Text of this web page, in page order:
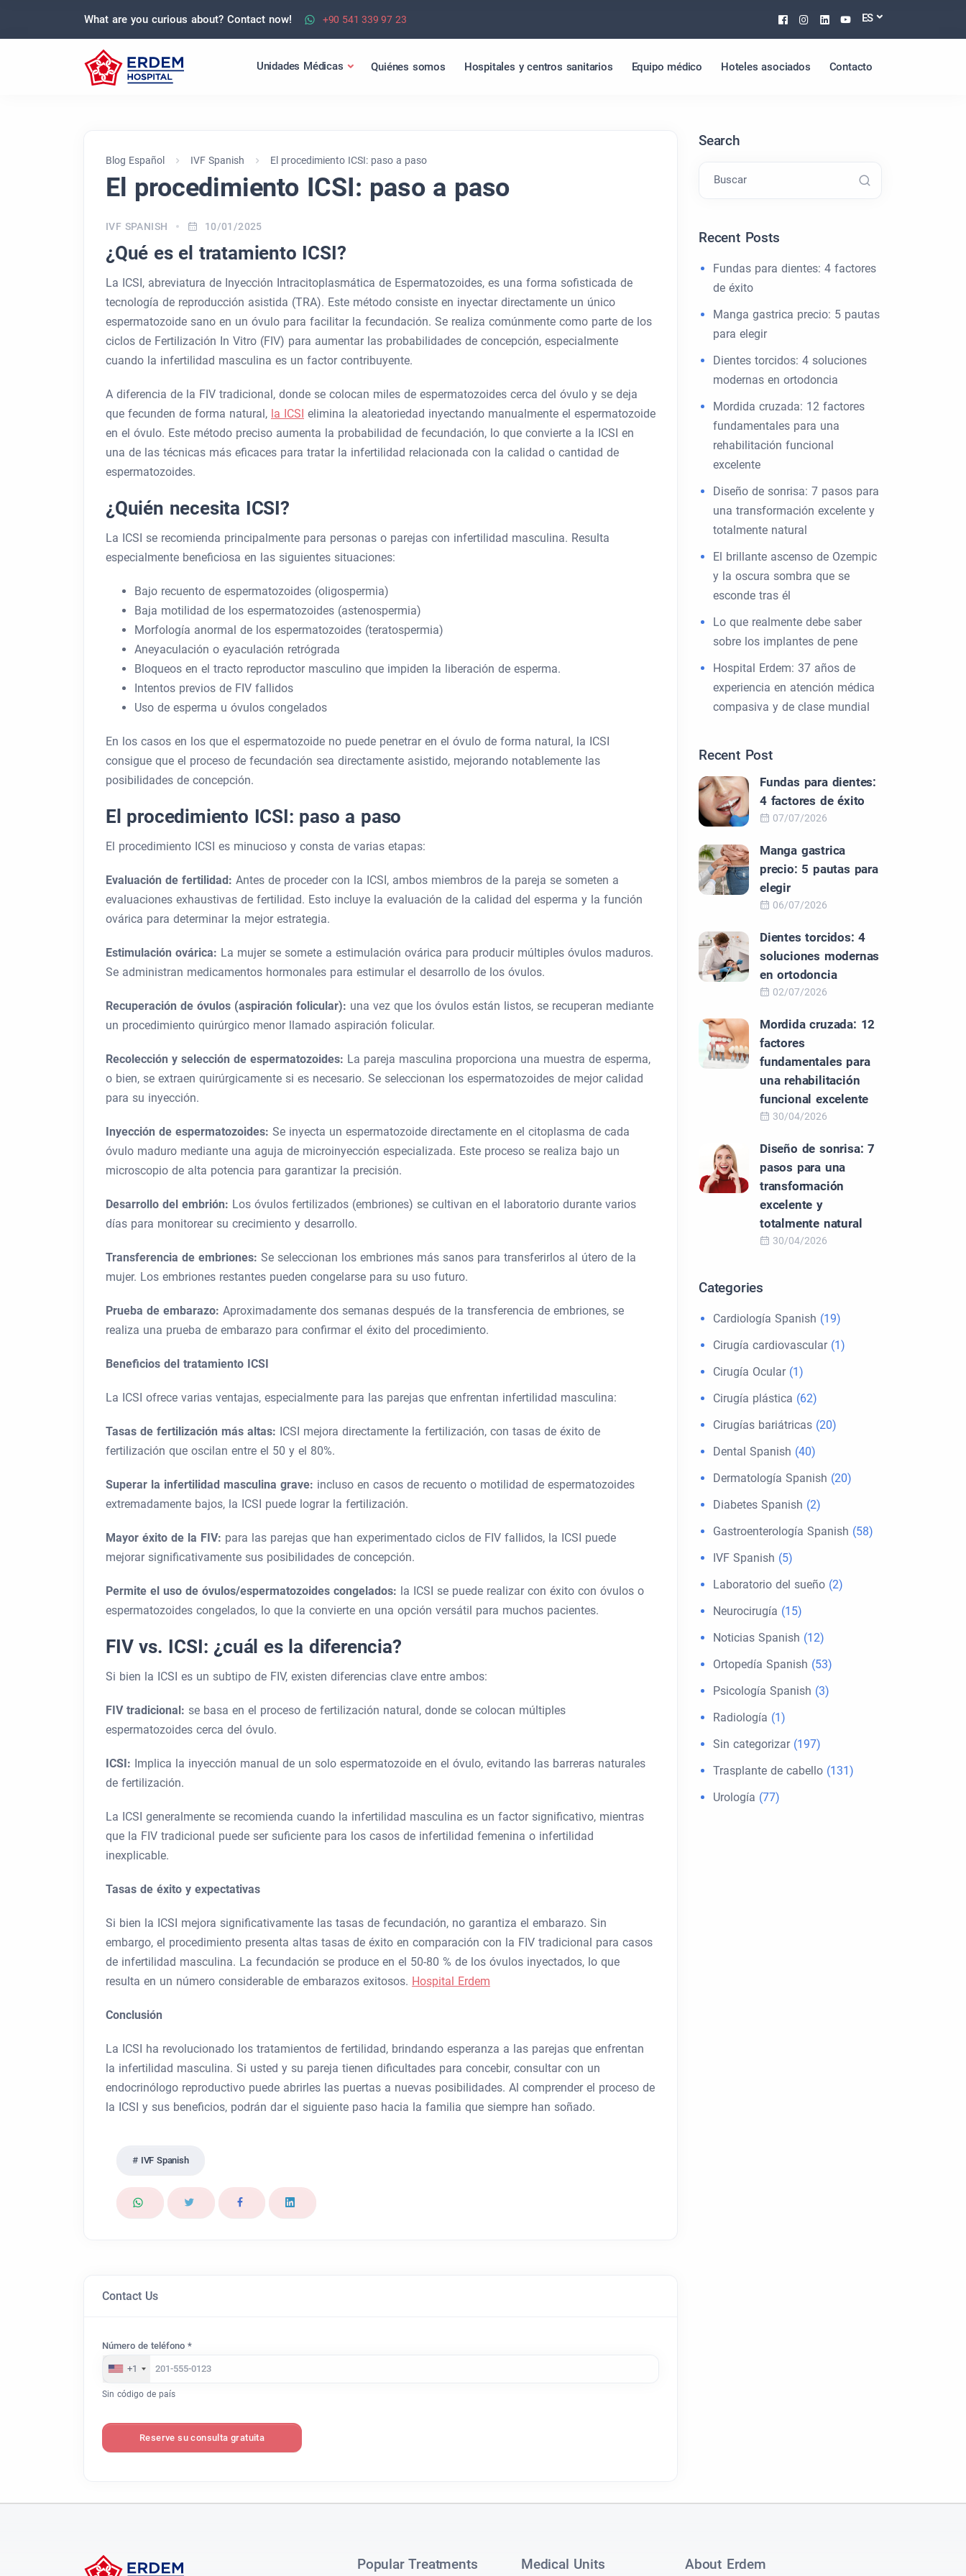
What are you curious about? Contact now! +90 541 339 97 23 Facebook
Instagram
Linkedin
Youtube
ES
Unidades Médicas Quiénes somos Hospitales y centros sanitarios Equipo médico Hoteles asociados Contacto
Blog Español IVF Spanish El procedimiento ICSI: paso a paso
El procedimiento ICSI: paso a paso
IVF SPANISH 10/01/2025
¿Qué es el tratamiento ICSI?
La ICSI, abreviatura de Inyección Intracitoplasmática de Espermatozoides, es una forma sofisticada de
tecnología de reproducción asistida (TRA). Este método consiste en inyectar directamente un único
espermatozoide sano en un óvulo para facilitar la fecundación. Se realiza comúnmente como parte de los
ciclos de Fertilización In Vitro (FIV) para aumentar las probabilidades de concepción, especialmente
cuando la infertilidad masculina es un factor contribuyente.
A diferencia de la FIV tradicional, donde se colocan miles de espermatozoides cerca del óvulo y se deja
que fecunden de forma natural, la ICSI elimina la aleatoriedad inyectando manualmente el espermatozoide
en el óvulo. Este método preciso aumenta la probabilidad de fecundación, lo que convierte a la ICSI en
una de las técnicas más eficaces para tratar la infertilidad relacionada con la calidad o cantidad de
espermatozoides.
¿Quién necesita ICSI?
La ICSI se recomienda principalmente para personas o parejas con infertilidad masculina. Resulta
especialmente beneficiosa en las siguientes situaciones:
Bajo recuento de espermatozoides (oligospermia)
Baja motilidad de los espermatozoides (astenospermia)
Morfología anormal de los espermatozoides (teratospermia)
Aneyaculación o eyaculación retrógrada
Bloqueos en el tracto reproductor masculino que impiden la liberación de esperma.
Intentos previos de FIV fallidos
Uso de esperma u óvulos congelados
En los casos en los que el espermatozoide no puede penetrar en el óvulo de forma natural, la ICSI
consigue que el proceso de fecundación sea directamente asistido, mejorando notablemente las
posibilidades de concepción.
El procedimiento ICSI: paso a paso
El procedimiento ICSI es minucioso y consta de varias etapas:
Evaluación de fertilidad: Antes de proceder con la ICSI, ambos miembros de la pareja se someten a
evaluaciones exhaustivas de fertilidad. Esto incluye la evaluación de la calidad del esperma y la función
ovárica para determinar la mejor estrategia.
Estimulación ovárica: La mujer se somete a estimulación ovárica para producir múltiples óvulos maduros.
Se administran medicamentos hormonales para estimular el desarrollo de los óvulos.
Recuperación de óvulos (aspiración folicular): una vez que los óvulos están listos, se recuperan mediante
un procedimiento quirúrgico menor llamado aspiración folicular.
Recolección y selección de espermatozoides: La pareja masculina proporciona una muestra de esperma,
o bien, se extraen quirúrgicamente si es necesario. Se seleccionan los espermatozoides de mejor calidad
para su inyección.
Inyección de espermatozoides: Se inyecta un espermatozoide directamente en el citoplasma de cada
óvulo maduro mediante una aguja de microinyección especializada. Este proceso se realiza bajo un
microscopio de alta potencia para garantizar la precisión.
Desarrollo del embrión: Los óvulos fertilizados (embriones) se cultivan en el laboratorio durante varios
días para monitorear su crecimiento y desarrollo.
Transferencia de embriones: Se seleccionan los embriones más sanos para transferirlos al útero de la
mujer. Los embriones restantes pueden congelarse para su uso futuro.
Prueba de embarazo: Aproximadamente dos semanas después de la transferencia de embriones, se
realiza una prueba de embarazo para confirmar el éxito del procedimiento.
Beneficios del tratamiento ICSI
La ICSI ofrece varias ventajas, especialmente para las parejas que enfrentan infertilidad masculina:
Tasas de fertilización más altas: ICSI mejora directamente la fertilización, con tasas de éxito de
fertilización que oscilan entre el 50 y el 80%.
Superar la infertilidad masculina grave: incluso en casos de recuento o motilidad de espermatozoides
extremadamente bajos, la ICSI puede lograr la fertilización.
Mayor éxito de la FIV: para las parejas que han experimentado ciclos de FIV fallidos, la ICSI puede
mejorar significativamente sus posibilidades de concepción.
Permite el uso de óvulos/espermatozoides congelados: la ICSI se puede realizar con éxito con óvulos o
espermatozoides congelados, lo que la convierte en una opción versátil para muchos pacientes.
FIV vs. ICSI: ¿cuál es la diferencia?
Si bien la ICSI es un subtipo de FIV, existen diferencias clave entre ambos:
FIV tradicional: se basa en el proceso de fertilización natural, donde se colocan múltiples
espermatozoides cerca del óvulo.
ICSI: Implica la inyección manual de un solo espermatozoide en el óvulo, evitando las barreras naturales
de fertilización.
La ICSI generalmente se recomienda cuando la infertilidad masculina es un factor significativo, mientras
que la FIV tradicional puede ser suficiente para los casos de infertilidad femenina o infertilidad
inexplicable.
Tasas de éxito y expectativas
Si bien la ICSI mejora significativamente las tasas de fecundación, no garantiza el embarazo. Sin
embargo, el procedimiento presenta altas tasas de éxito en comparación con la FIV tradicional para casos
de infertilidad masculina. La fecundación se produce en el 50-80 % de los óvulos inyectados, lo que
resulta en un número considerable de embarazos exitosos. Hospital Erdem
Conclusión
La ICSI ha revolucionado los tratamientos de fertilidad, brindando esperanza a las parejas que enfrentan
la infertilidad masculina. Si usted y su pareja tienen dificultades para concebir, consultar con un
endocrinólogo reproductivo puede abrirles las puertas a nuevas posibilidades. Al comprender el proceso de
la ICSI y sus beneficios, podrán dar el siguiente paso hacia la familia que siempre han soñado.
IVF Spanish
Contact Us
Número de teléfono *
+1
Sin código de país
Reserve su consulta gratuita
Search
Buscar
Recent Posts
Fundas para dientes: 4 factores
de éxito
Manga gastrica precio: 5 pautas
para elegir
Dientes torcidos: 4 soluciones
modernas en ortodoncia
Mordida cruzada: 12 factores
fundamentales para una
rehabilitación funcional
excelente
Diseño de sonrisa: 7 pasos para
una transformación excelente y
totalmente natural
El brillante ascenso de Ozempic
y la oscura sombra que se
esconde tras él
Lo que realmente debe saber
sobre los implantes de pene
Hospital Erdem: 37 años de
experiencia en atención médica
compasiva y de clase mundial
Recent Post
Fundas para dientes:
4 factores de éxito
07/07/2026
Manga gastrica
precio: 5 pautas para
elegir
06/07/2026
Dientes torcidos: 4
soluciones modernas
en ortodoncia
02/07/2026
Mordida cruzada: 12
factores
fundamentales para
una rehabilitación
funcional excelente
30/04/2026
Diseño de sonrisa: 7
pasos para una
transformación
excelente y
totalmente natural
30/04/2026
Categories
Cardiología Spanish (19)
Cirugía cardiovascular(1)
Cirugía Ocular(1)
Cirugía plástica (62)
Cirugías bariátricas (20)
Dental Spanish (40)
Dermatología Spanish (20)
Diabetes Spanish (2)
Gastroenterología Spanish (58)
IVF Spanish (5)
Laboratorio del sueño (2)
Neurocirugía (15)
Noticias Spanish (12)
Ortopedía Spanish (53)
Psicología Spanish (3)
Radiología (1)
Sin categorizar(197)
Trasplante de cabello (131)
Urología (77)
Popular Treatments Medical Units About Erdem